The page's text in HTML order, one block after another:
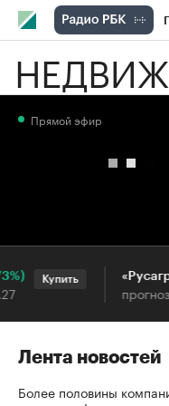
Прямой эфир
Купить «Русагро»
прогноз
Лента новостей
Более половины